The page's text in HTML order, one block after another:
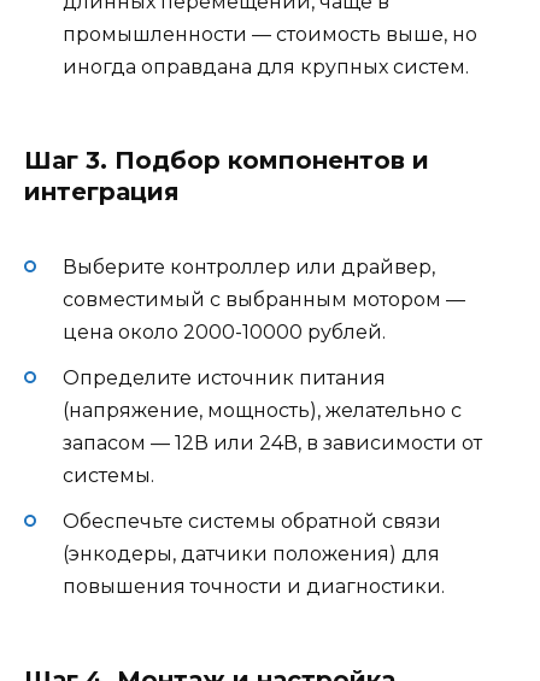
промышленности — стоимость выше, но
иногда оправдана для крупных систем.
Шаг 3. Подбор компонентов и
интеграция
Выберите контроллер или драйвер,
совместимый с выбранным мотором —
цена около 2000-10000 рублей.
Определите источник питания
(напряжение, мощность), желательно с
запасом — 12В или 24В, в зависимости от
системы.
Обеспечьте системы обратной связи
(энкодеры, датчики положения) для
повышения точности и диагностики.